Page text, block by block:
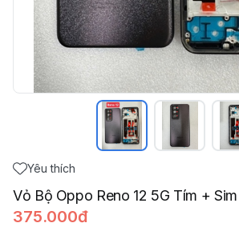
Yêu thích
Vỏ Bộ Oppo Reno 12 5G Tím + Sim
375.000đ